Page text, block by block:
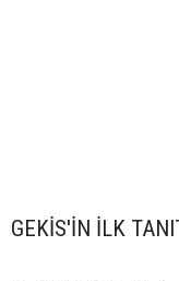
GEKİS'İN İLK